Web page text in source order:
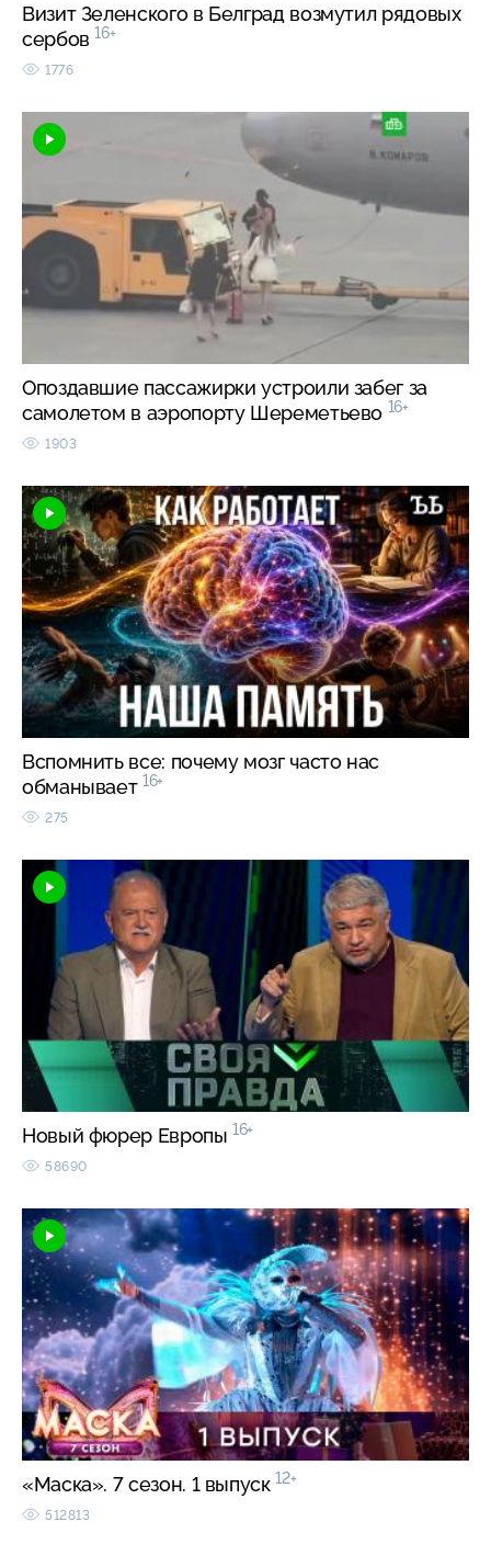
Визит Зеленского в Белград возмутил рядовых
сербов 16+
1776
Опоздавшие пассажирки устроили забег за
самолетом в аэропорту Шереметьево 16+
1903
Вспомнить все: почему мозг часто нас
обманывает 16+
275
Новый фюрер Европы 16+
58690
«Маска». 7 сезон. 1 выпуск 12+
512813